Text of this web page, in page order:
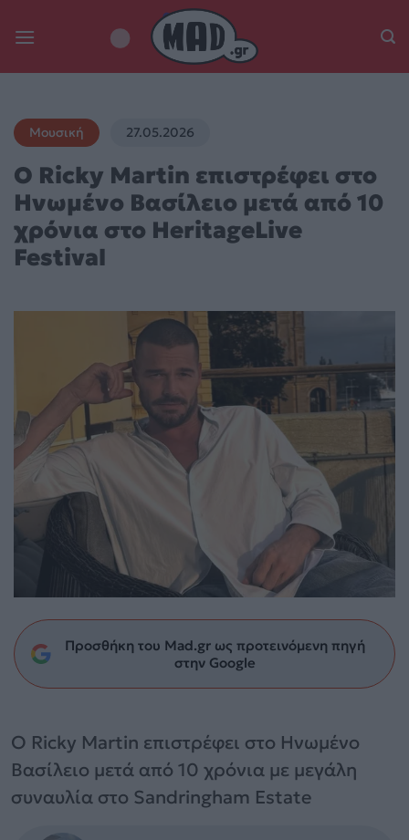
Μουσική 27.05.2026
Ο Ricky Martin επιστρέφει στο
Ηνωμένο Βασίλειο μετά από 10
χρόνια στο HeritageLive
Festival
Προσθήκη του Mad.gr ως προτεινόμενη πηγή
στην Google
Ο Ricky Martin επιστρέφει στο Ηνωμένο
Βασίλειο μετά από 10 χρόνια με μεγάλη
συναυλία στο Sandringham Estate